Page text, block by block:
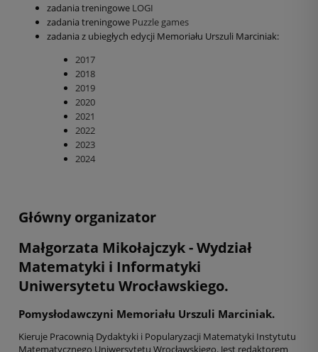
zadania treningowe LOGI
zadania treningowe Puzzle games
zadania z ubiegłych edycji Memoriału Urszuli Marciniak:
2017
2018
2019
2020
2021
2022
2023
2024
Główny organizator
Małgorzata Mikołajczyk- Wydział
Matematyki i Informatyki
Uniwersytetu Wrocławskiego.
Pomysłodawczyni Memoriału Urszuli Marciniak.
Kieruje Pracownią Dydaktyki i Popularyzacji Matematyki Instytutu
Matematycznego Uniwersytetu Wrocławskiego. Jest redaktorem